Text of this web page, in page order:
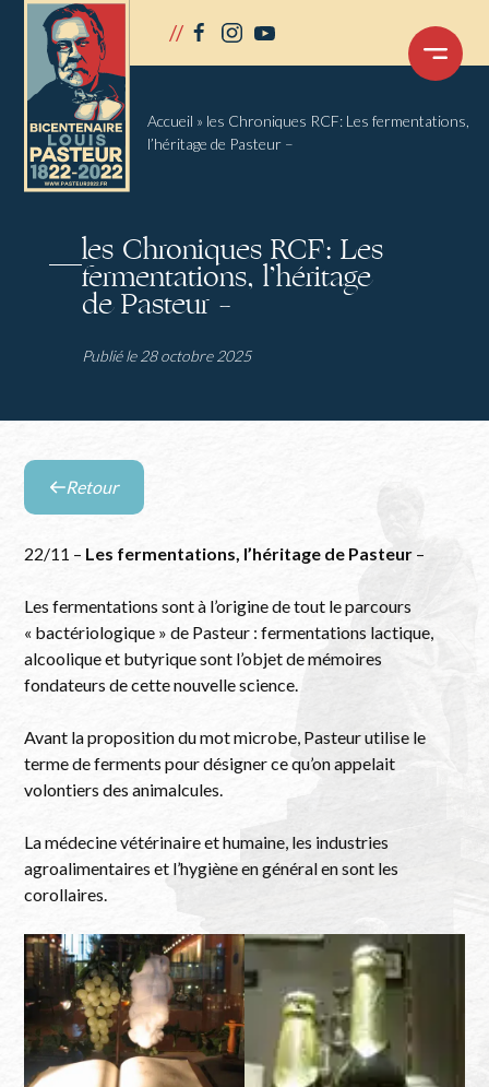
// facebook
instagram
youtube
OUVRIR
MENU
Accueil » les Chroniques RCF: Les fermentations,
l’héritage de Pasteur –
les Chroniques RCF: Les
fermentations, l’héritage
de Pasteur –
Publié le 28 octobre 2025
Retour
la
des
évènements
Retour
22/11 – Les fermentations, l’héritage de Pasteur –
Les fermentations sont à l’origine de tout le parcours
« bactériologique » de Pasteur : fermentations lactique,
alcoolique et butyrique sont l’objet de mémoires
fondateurs de cette nouvelle science.
Avant la proposition du mot microbe, Pasteur utilise le
terme de ferments pour désigner ce qu’on appelait
volontiers des animalcules.
La médecine vétérinaire et humaine, les industries
agroalimentaires et l’hygiène en général en sont les
corollaires.
Panneau de gestion des cookies